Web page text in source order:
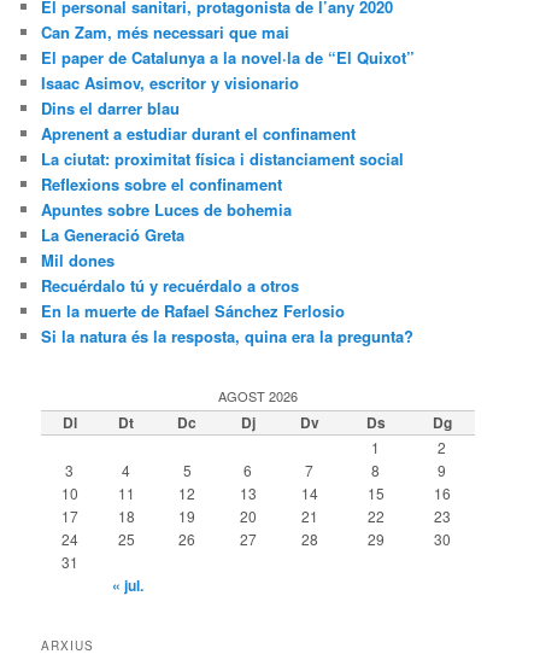
El personal sanitari, protagonista de l’any 2020
Can Zam, més necessari que mai
El paper de Catalunya a la novel·la de “El Quixot”
Isaac Asimov, escritor y visionario
Dins el darrer blau
Aprenent a estudiar durant el confinament
La ciutat: proximitat física i distanciament social
Reflexions sobre el confinament
Apuntes sobre Luces de bohemia
La Generació Greta
Mil dones
Recuérdalo tú y recuérdalo a otros
En la muerte de Rafael Sánchez Ferlosio
Si la natura és la resposta, quina era la pregunta?
AGOST 2026
Dl Dt Dc Dj Dv Ds Dg
1
2
3
4 5 6 7 8
9
10
11 12 13 14 15
16
17
18 19 20 21 22
23
24
25 26 27 28 29
30
31
« jul.
ARXIUS